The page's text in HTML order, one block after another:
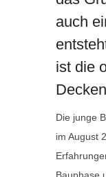
auch
ist die
Die junge
im August